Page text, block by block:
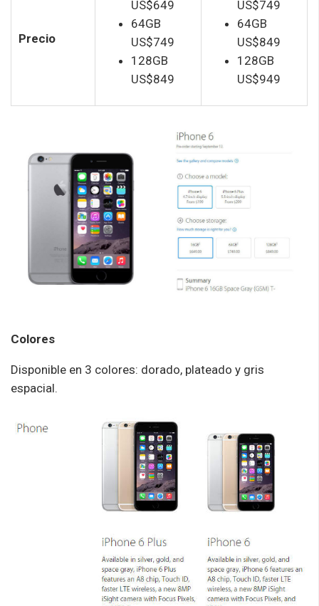
Precio
US$649
64GB
US$749
128GB
US$849
US$749
64GB
US$849
128GB
US$949
Colores
Disponible en 3 colores: dorado, plateado y gris
espacial.